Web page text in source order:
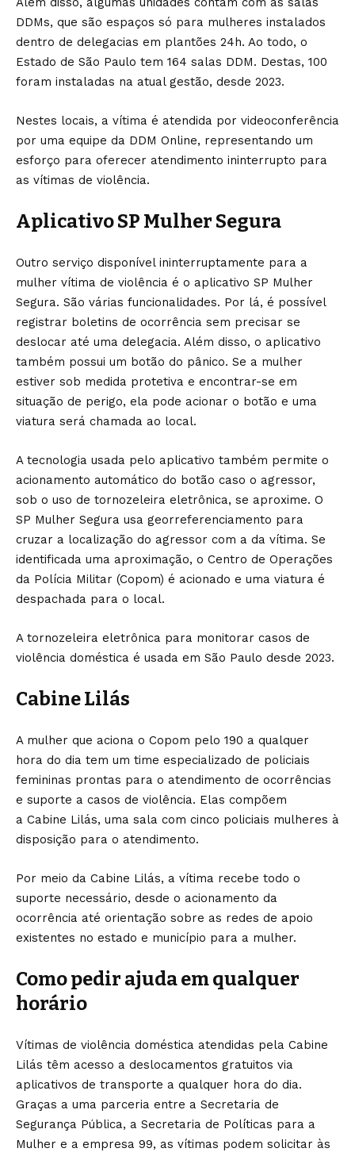
DDMs, que são espaços só para mulheres instalados
dentro de delegacias em plantões 24h. Ao todo, o
Estado de São Paulo tem 164 salas DDM. Destas, 100
foram instaladas na atual gestão, desde 2023.
Nestes locais, a vítima é atendida por videoconferência
por uma equipe da DDM Online, representando um
esforço para oferecer atendimento ininterrupto para
as vítimas de violência.
Aplicativo SP Mulher Segura
Outro serviço disponível ininterruptamente para a
mulher vítima de violência é o aplicativo SP Mulher
Segura. São várias funcionalidades. Por lá, é possível
registrar boletins de ocorrência sem precisar se
deslocar até uma delegacia. Além disso, o aplicativo
também possui um botão do pânico. Se a mulher
estiver sob medida protetiva e encontrar-se em
situação de perigo, ela pode acionar o botão e uma
viatura será chamada ao local.
A tecnologia usada pelo aplicativo também permite o
acionamento automático do botão caso o agressor,
sob o uso de tornozeleira eletrônica, se aproxime. O
SP Mulher Segura usa georreferenciamento para
cruzar a localização do agressor com a da vítima. Se
identificada uma aproximação, o Centro de Operações
da Polícia Militar (Copom) é acionado e uma viatura é
despachada para o local.
A tornozeleira eletrônica para monitorar casos de
violência doméstica é usada em São Paulo desde 2023.
Cabine Lilás
A mulher que aciona o Copom pelo 190 a qualquer
hora do dia tem um time especializado de policiais
femininas prontas para o atendimento de ocorrências
e suporte a casos de violência. Elas compõem
a Cabine Lilás, uma sala com cinco policiais mulheres à
disposição para o atendimento.
Por meio da Cabine Lilás, a vítima recebe todo o
suporte necessário, desde o acionamento da
ocorrência até orientação sobre as redes de apoio
existentes no estado e município para a mulher.
Como pedir ajuda em qualquer
horário
Vítimas de violência doméstica atendidas pela Cabine
Lilás têm acesso a deslocamentos gratuitos via
aplicativos de transporte a qualquer hora do dia.
Graças a uma parceria entre a Secretaria de
Segurança Pública, a Secretaria de Políticas para a
Mulher e a empresa 99, as vítimas podem solicitar às